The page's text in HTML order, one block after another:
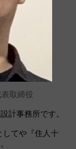
表取締役
計事務所です。
してや『住人十